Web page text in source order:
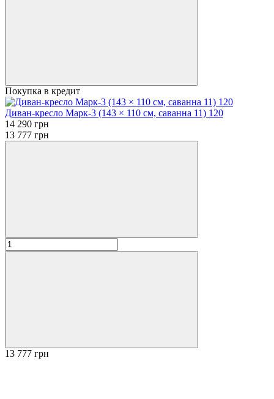
Покупка в кредит
Диван-кресло Марк-3 (143 × 110 см, саванна 11) 120
14 290 грн
13 777 грн
13 777 грн